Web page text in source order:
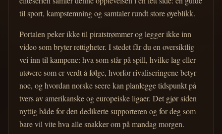
til sport, kampstemning og samtaler rundt store øyeblikk.
Portalen peker ikke til piratstrømmer og legger ikke inn
video som bryter rettigheter. I stedet får du en oversiktlig
vei inn til kampene: hva som står på spill, hvilke lag eller
utøvere som er verdt å følge, hvorfor rivaliseringene betyr
noe, og hvordan norske seere kan planlegge tidspunkt på
tvers av amerikanske og europeiske ligaer. Det gjør siden
nyttig både for den dedikerte supporteren og for deg som
bare vil vite hva alle snakker om på mandag morgen.